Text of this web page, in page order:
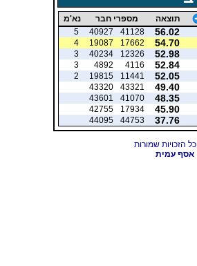
תוצאה מספרי חבר נא'מ
56.02
41128
40927
5
54.70
17662
19087
4
52.98
12326
40234
3
52.84
4116
4892
3
52.05
11441
19815
2
49.40
43321
43320
48.35
41070
43601
45.90
17934
42755
37.76
44753
44095
אסף עמית